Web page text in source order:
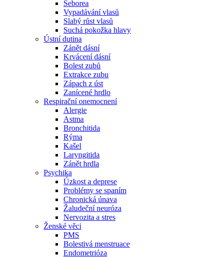
Seborea
Vypadávání vlasů
Slabý růst vlasů
Suchá pokožka hlavy
Ústní dutina
Zánět dásní
Krvácení dásní
Bolest zubů
Extrakce zubu
Zápach z úst
Zanícené hrdlo
Respirační onemocnení
Alergie
Astma
Bronchitida
Rýma
Kašel
Laryngitida
Zánět hrdla
Psychika
Úzkost a deprese
Problémy se spaním
Chronická únava
Žaludeční neuróza
Nervozita a stres
Ženské věci
PMS
Bolestivá menstruace
Endometrióza